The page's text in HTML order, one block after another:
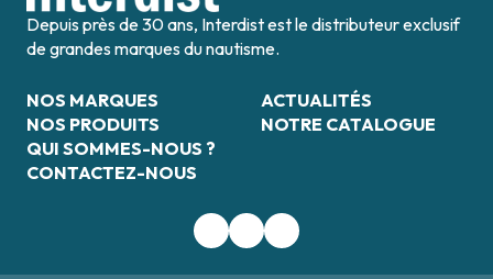
Depuis près de 30 ans, Interdist est le distributeur exclusif
de grandes marques du nautisme.
NOS MARQUES
NOS PRODUITS
QUI SOMMES-NOUS ?
CONTACTEZ-NOUS
ACTUALITÉS
NOTRE CATALOGUE